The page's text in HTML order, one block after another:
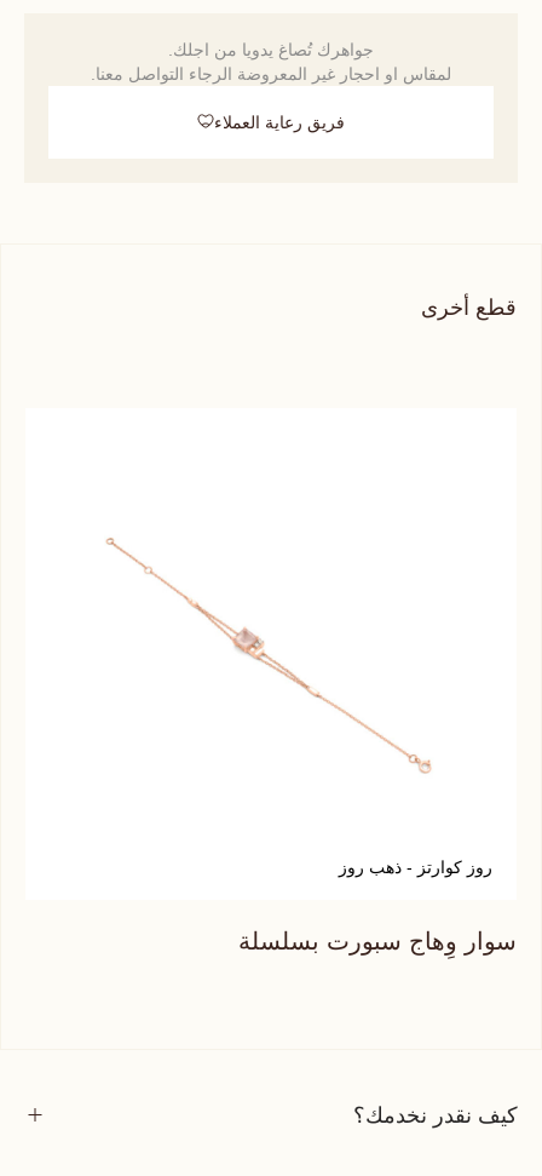
جواهرك تُصاغ يدويا من اجلك.
لمقاس او احجار غير المعروضة الرجاء التواصل معنا.
فريق رعاية العملاء
قطع أخرى
روز كوارتز - ذهب روز
سوار وِهاج سبورت بسلسلة
كيف نقدر نخدمك؟